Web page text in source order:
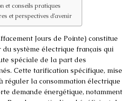
et conseils pratiques
et perspectives d’avenir
Jours de Pointe) constitue
système électrique français qui
spéciale de la part des
Cette tarification spécifique, mise
réguler la consommation électrique
demande énergétique, notamment